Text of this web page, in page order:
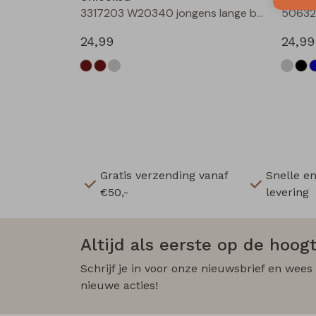
3317203 W20340 jongens lange broek Antra
24,99
24,99
Gratis verzending vanaf
€50,-
Snelle
levering
Altijd als eerste op de
Schrijf je in voor onze nieuwsbrief en
nieuwe acties!